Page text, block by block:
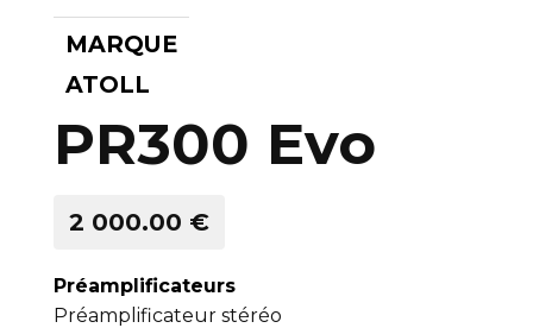
MARQUE
ATOLL
PR300 Evo
2 000.00 €
Préamplificateurs
Préamplificateur stéréo